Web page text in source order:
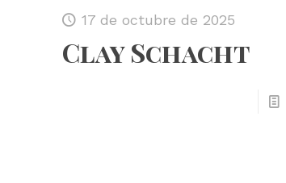
17 de octubre de 2025
Clay Schacht